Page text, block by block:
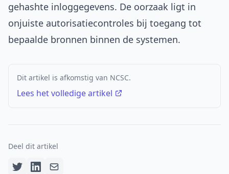
gehashte inloggegevens. De oorzaak ligt in
onjuiste autorisatiecontroles bij toegang tot
bepaalde bronnen binnen de systemen.
Dit artikel is afkomstig van NCSC.
Lees het volledige artikel
Deel dit artikel